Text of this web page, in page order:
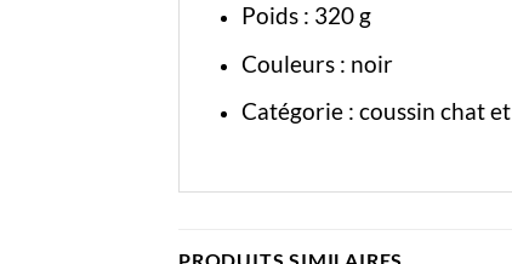
Poids : 320 g
Couleurs : noir
Catégorie : coussin chatet